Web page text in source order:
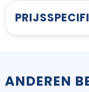
ANDEREN